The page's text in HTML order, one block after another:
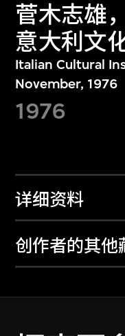
菅木志雄
意大利文
Italian Cultural
November, 1976
1976
详细资料
创作者的其他